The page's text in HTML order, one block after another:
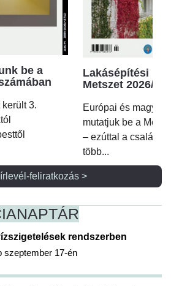
be a
3.
Lakásépítési
Metszet 2026/2.
Európai és magyar
mutatjuk be a
– ezúttal a családi
több...
feliratkozás >
NAPTÁR
rendszerben
szeptember 17-én